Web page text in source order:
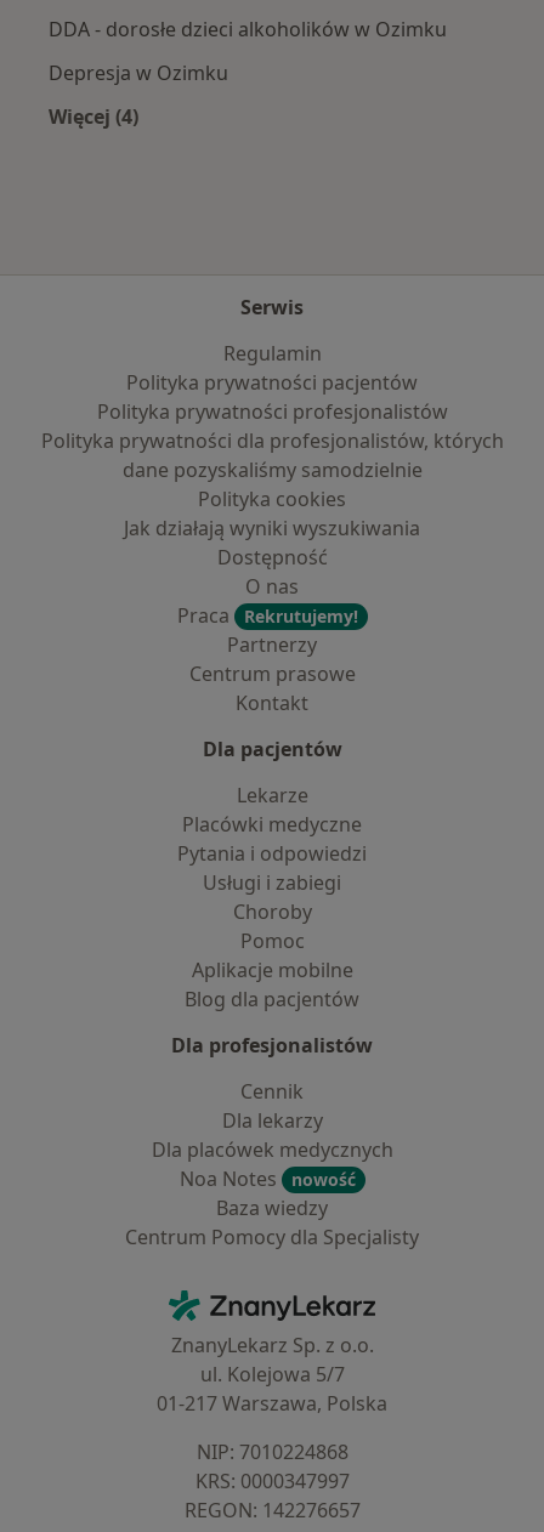
DDA - dorosłe dzieci alkoholików w Ozimku
Depresja w Ozimku
Więcej (4)
Serwis
Regulamin
Polityka prywatności pacjentów
Polityka prywatności profesjonalistów
Polityka prywatności dla profesjonalistów, których
dane pozyskaliśmy samodzielnie
Polityka cookies
Jak działają wyniki wyszukiwania
Dostępność
O nas
Praca
Rekrutujemy!
Partnerzy
Centrum prasowe
Kontakt
Dla pacjentów
Lekarze
Placówki medyczne
Pytania i odpowiedzi
Usługi i zabiegi
Choroby
Pomoc
Aplikacje mobilne
Blog dla pacjentów
Dla profesjonalistów
Cennik
Dla lekarzy
Dla placówek medycznych
Noa Notes
nowość
Baza wiedzy
Centrum Pomocy dla Specjalisty
ZnanyLekarz - Strona główna
ZnanyLekarz Sp. z o.o.
ul. Kolejowa 5/7
01-217 Warszawa, Polska
NIP: ⁠7010224868
KRS: ⁠0000347997
REGON: ⁠142276657